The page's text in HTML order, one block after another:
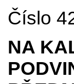
Číslo
NA